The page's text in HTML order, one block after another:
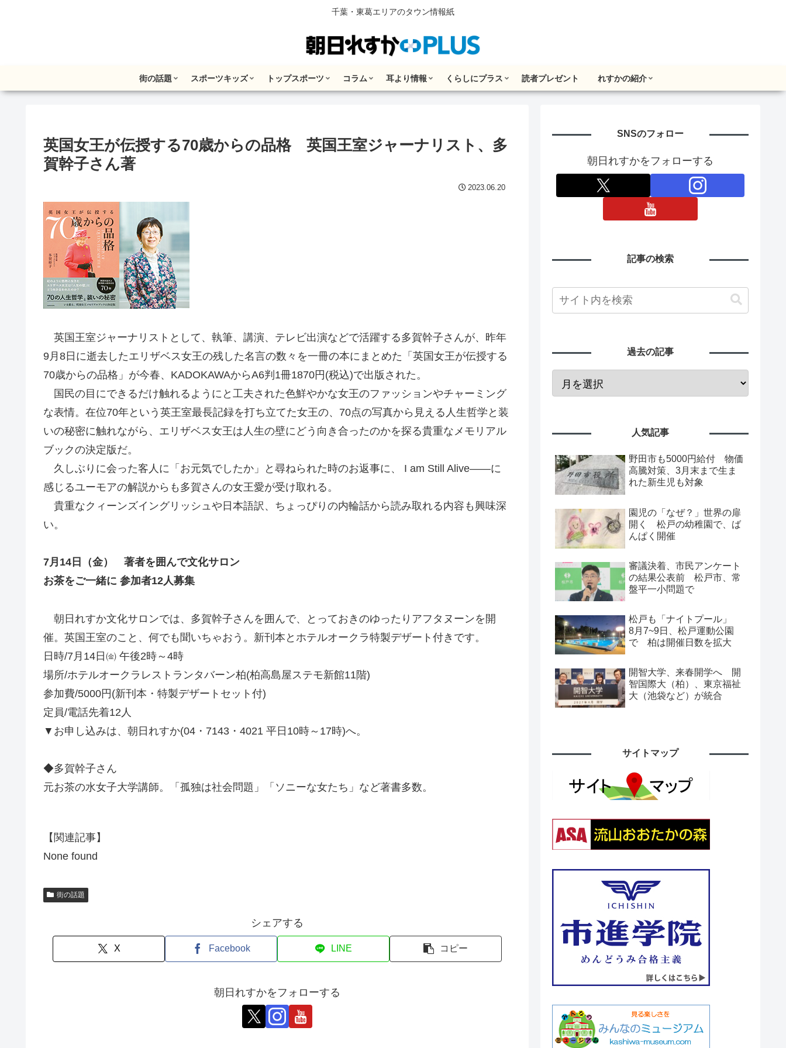
千葉・東葛エリアのタウン情報紙
街の話題 スポーツキッズ トップスポーツ コラム 耳より情報 くらしにプラス 読者プレゼント れすかの紹介
英国女王が伝授する70歳からの品格 英国王室ジャーナリスト、多
賀幹子さん著
2023.06.20
英国王室ジャーナリストとして、執筆、講演、テレビ出演などで活躍する多賀幹子さんが、昨年
9月8日に逝去したエリザベス女王の残した名言の数々を一冊の本にまとめた「英国女王が伝授する
70歳からの品格」が今春、KADOKAWAからA6判1冊1870円(税込)で出版された。
国民の目にできるだけ触れるようにと工夫された色鮮やかな女王のファッションやチャーミング
な表情。在位70年という英王室最長記録を打ち立てた女王の、70点の写真から見える人生哲学と装
いの秘密に触れながら、エリザベス女王は人生の壁にどう向き合ったのかを探る貴重なメモリアル
ブックの決定版だ。
久しぶりに会った客人に「お元気でしたか」と尋ねられた時のお返事に、 I am Still Alive――に
感じるユーモアの解説からも多賀さんの女王愛が受け取れる。
貴重なクィーンズイングリッシュや日本語訳、ちょっぴりの内輪話から読み取れる内容も興味深
い。
7月14日（金） 著者を囲んで文化サロン
お茶をご一緒に 参加者12人募集
朝日れすか文化サロンでは、多賀幹子さんを囲んで、とっておきのゆったりアフタヌーンを開
催。英国王室のこと、何でも聞いちゃおう。新刊本とホテルオークラ特製デザート付きです。
日時/7月14日㈮ 午後2時～4時
場所/ホテルオークラレストランタバーン柏(柏高島屋ステモ新館11階)
参加費/5000円(新刊本・特製デザートセット付)
定員/電話先着12人
▼お申し込みは、朝日れすか(04・7143・4021 平日10時～17時)へ。
◆多賀幹子さん
元お茶の水女子大学講師。「孤独は社会問題」「ソニーな女たち」など著書多数。
【関連記事】
None found
街の話題
シェアする
X Facebook LINE コピー
朝日れすかをフォローする
SNSのフォロー
朝日れすかをフォローする
記事の検索
過去の記事
人気記事
野田市も5000円給付 物価
高騰対策、3月末まで生ま
れた新生児も対象
園児の「なぜ？」世界の扉
開く 松戸の幼稚園で、ば
んぱく開催
審議決着、市民アンケート
の結果公表前 松戸市、常
盤平一小問題で
松戸も「ナイトプール」
8月7~9日、松戸運動公園
で 柏は開催日数を拡大
開智大学、来春開学へ 開
智国際大（柏）、東京福祉
大（池袋など）が統合
サイトマップ